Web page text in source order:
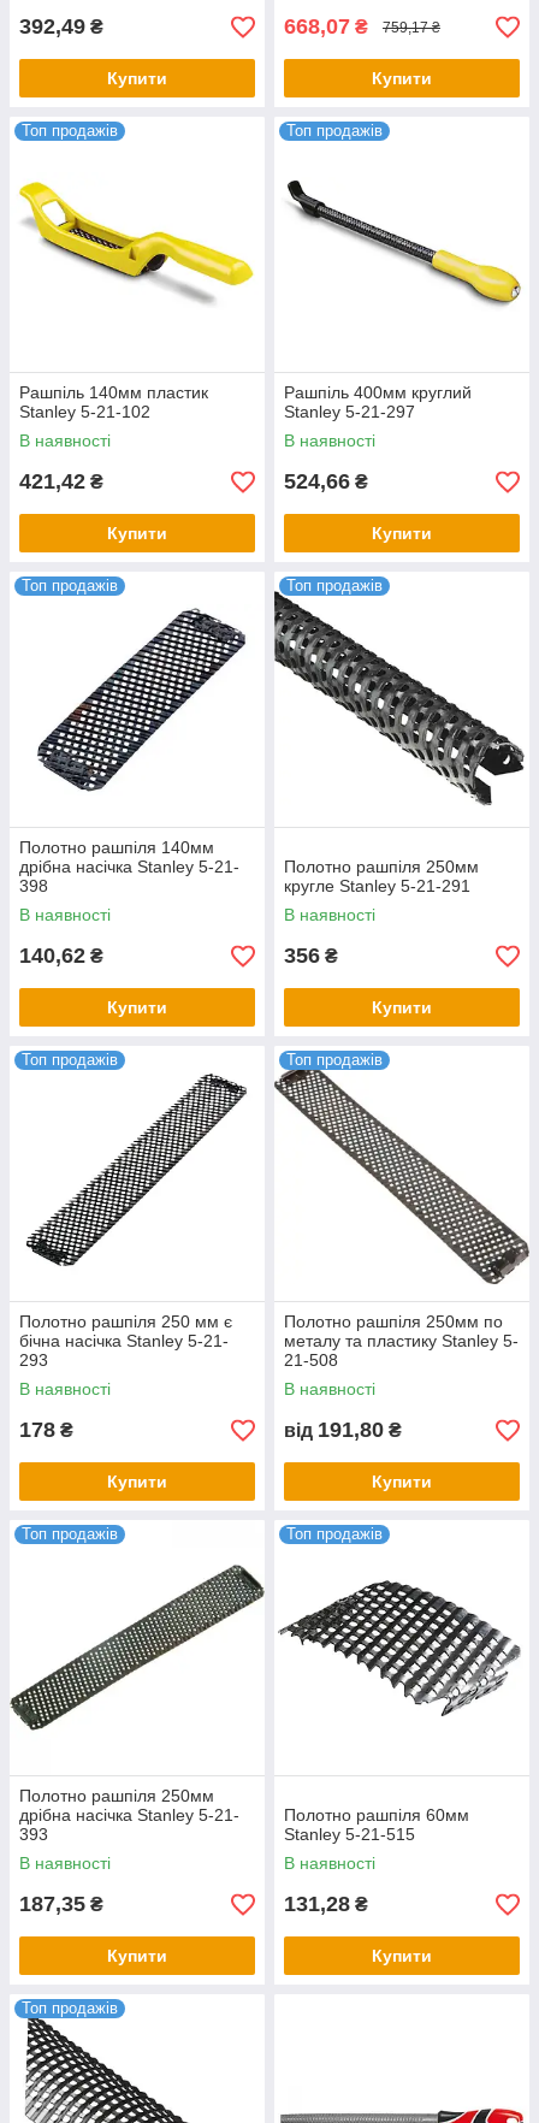
392,49 ₴
Купити
668,07 ₴ 759,17 ₴
Купити
Топ продажів
Рашпіль 140мм пластик
Stanley 5-21-102
В наявності
421,42 ₴
Купити
Топ продажів
Рашпіль 400мм круглий
Stanley 5-21-297
В наявності
524,66 ₴
Купити
Топ продажів
Полотно рашпіля 140мм
дрібна насічка Stanley 5-21-
398
В наявності
140,62 ₴
Купити
Топ продажів
Полотно рашпіля 250мм
кругле Stanley 5-21-291
В наявності
356 ₴
Купити
Топ продажів
Полотно рашпіля 250 мм є
бічна насічка Stanley 5-21-
293
В наявності
178 ₴
Купити
Топ продажів
Полотно рашпіля 250мм по
металу та пластику Stanley 5-
21-508
В наявності
від 191,80 ₴
Купити
Топ продажів
Полотно рашпіля 250мм
дрібна насічка Stanley 5-21-
393
В наявності
187,35 ₴
Купити
Топ продажів
Полотно рашпіля 60мм
Stanley 5-21-515
В наявності
131,28 ₴
Купити
Топ продажів